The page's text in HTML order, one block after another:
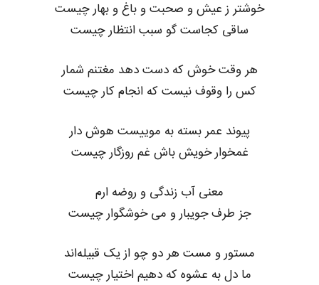
خوشتر ز عیش و صحبت و باغ و بهار چیست
ساقی کجاست گو سبب انتظار چیست
هر وقت خوش که دست دهد مغتنم شمار
کس را وقوف نیست که انجام کار چیست
پیوند عمر بسته به موییست هوش دار
غمخوار خویش باش غم روزگار چیست
معنی آب زندگی و روضه ارم
جز طرف جویبار و می خوشگوار چیست
مستور و مست هر دو چو از یک قبیله‌اند
ما دل به عشوه که دهیم اختیار چیست